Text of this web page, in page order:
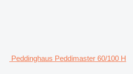
Peddinghaus Peddimaster 60/100 H